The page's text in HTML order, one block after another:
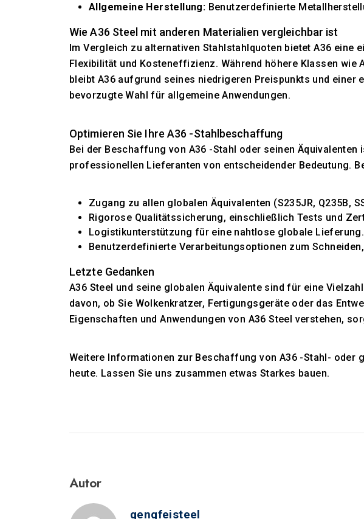
Allgemeine Herstellung: Benutzerdefinierte
Wie A36 Steel mit anderen Materialien vergleichbar ist
Im Vergleich zu alternativen Stahlstahlquoten bietet A36 eine
Flexibilität und Kosteneffizienz. Während höhere Klassen wie
bleibt A36 aufgrund seines niedrigeren Preispunkts und einer
bevorzugte Wahl für allgemeine Anwendungen.
Optimieren Sie Ihre A36 -Stahlbeschaffung
Bei der Beschaffung von A36 -Stahl oder seinen Äquivalenten
professionellen Lieferanten von entscheidender Bedeutung.
Zugang zu allen globalen Äquivalenten (S235JR, Q235B,
Rigorose Qualitätssicherung, einschließlich Tests und
Logistikunterstützung für eine nahtlose globale Lieferung.
Benutzerdefinierte Verarbeitungsoptionen zum
Letzte Gedanken
A36 Steel und seine globalen Äquivalente sind für eine
davon, ob Sie Wolkenkratzer, Fertigungsgeräte oder das
Eigenschaften und Anwendungen von A36 Steel verstehen,
Weitere Informationen zur Beschaffung von A36 -Stahl- oder
heute. Lassen Sie uns zusammen etwas Starkes bauen.
Autor
gengfeisteel